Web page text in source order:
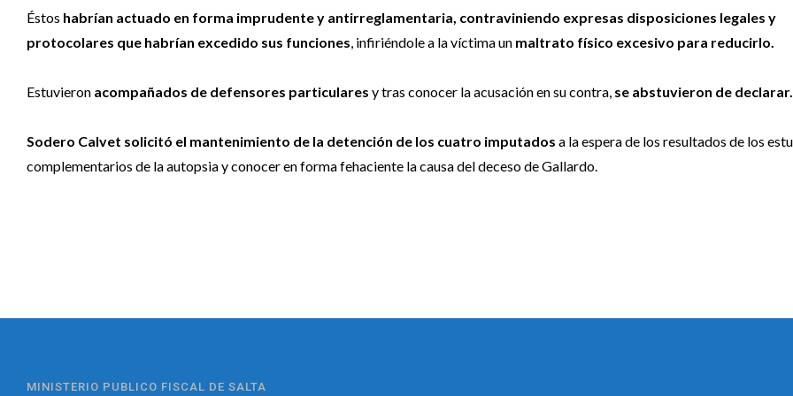
Éstos habrían actuado en forma imprudente y antirreglamentaria, contraviniendo expresas disposiciones legales y
protocolares que habrían excedido sus funciones , infiriéndole a la víctima un maltrato físico excesivo para reducirlo.
Estuvieron acompañados de defensores particulares y tras conocer la acusación en su contra, se abstuvieron de declarar.
Sodero Calvet solicitó el mantenimiento de la detención de los cuatro imputados a la espera de los resultados de los
complementarios de la autopsia y conocer en forma fehaciente la causa del deceso de Gallardo.
MINISTERIO PUBLICO FISCAL DE SALTA